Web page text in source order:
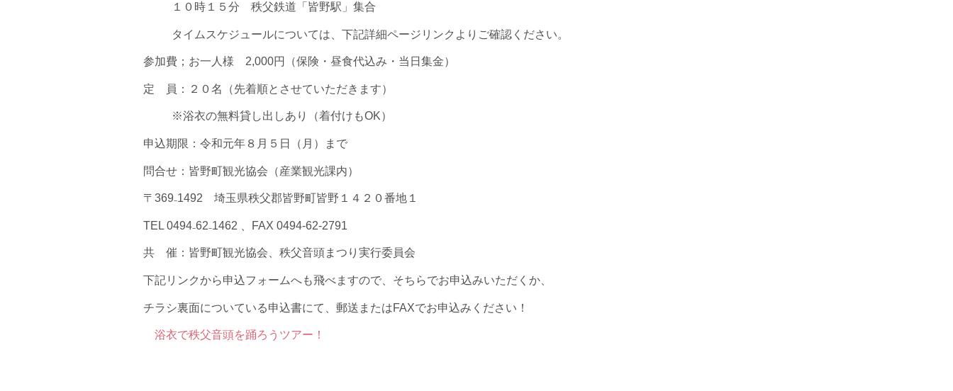
１０時１５分 秩父鉄道「皆野駅」集合
タイムスケジュールについては、下記詳細ページリンクよりご確認ください。
参加費；お一人様 2,000円（保険・昼食代込み・当日集金）
定 員：２０名（先着順とさせていただきます）
※浴衣の無料貸し出しあり（着付けもOK）
申込期限：令和元年８月５日（月）まで
問合せ：皆野町観光協会（産業観光課内）
〒369₋1492 埼玉県秩父郡皆野町皆野１４２０番地１
TEL 0494₋62₋1462 、FAX 0494-62-2791
共 催：皆野町観光協会、秩父音頭まつり実行委員会
下記リンクから申込フォームへも飛べますので、そちらでお申込みいただくか、
チラシ裏面についている申込書にて、郵送またはFAXでお申込みください！
浴衣で秩父音頭を踊ろうツアー！